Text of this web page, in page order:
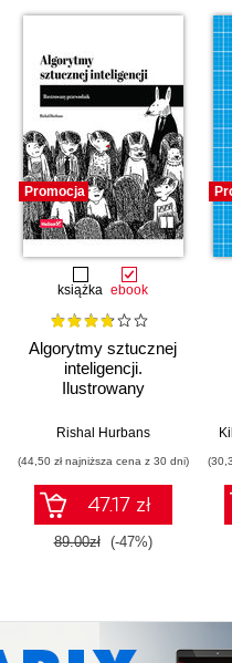
Promocja
książka ebook
Algorytmy sztucznej
inteligencji.
Ilustrowany
Rishal Hurbans
(44,50 zł najniższa cena z 30 dni)
47.17 zł
89.00zł (-47%)